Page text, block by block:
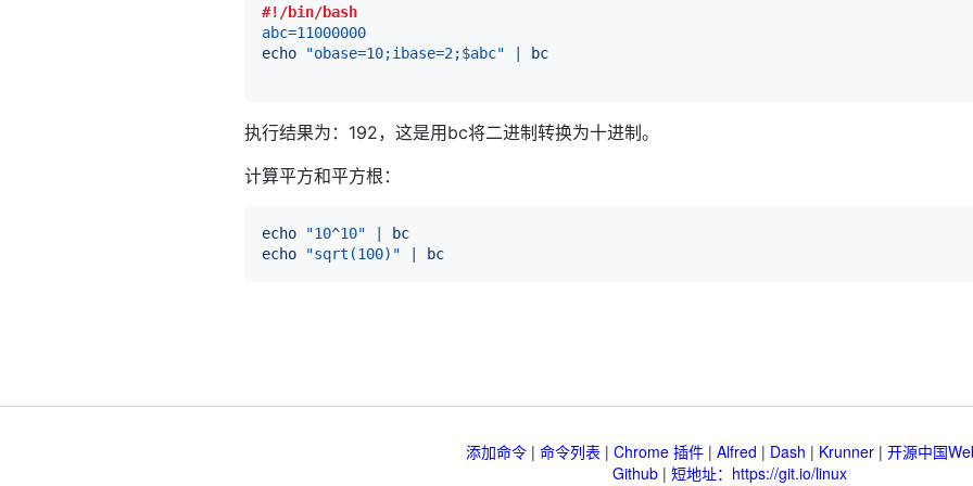
#!/bin/bash
abc=11000000
echo
"obase=10;ibase=2;$abc" bc
执行结果为：192，这是用bc将二进制转换为十进制。
计算平方和平方根：
echo "10^10"
bc
echo
"sqrt(100)" bc
添加命令| 命令列表 | Chrome 插件| Alfred | Dash | Krunner| 开源中国
Github | 短地址：https://git.io/linux